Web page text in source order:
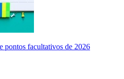
pontos facultativos de 2026